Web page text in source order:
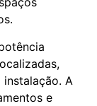
A
e